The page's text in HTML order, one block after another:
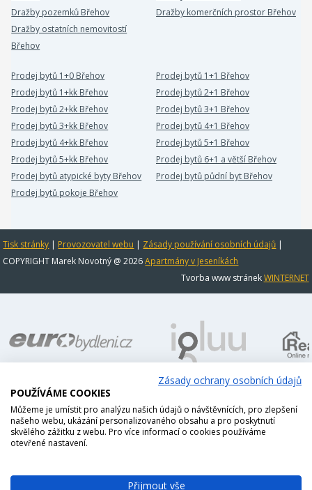
Dražby pozemků Břehov
Dražby komerčních prostor Břehov
Dražby ostatních nemovitostí
Břehov
Prodej bytů 1+0 Břehov
Prodej bytů 1+1 Břehov
Prodej bytů 1+kk Břehov
Prodej bytů 2+1 Břehov
Prodej bytů 2+kk Břehov
Prodej bytů 3+1 Břehov
Prodej bytů 3+kk Břehov
Prodej bytů 4+1 Břehov
Prodej bytů 4+kk Břehov
Prodej bytů 5+1 Břehov
Prodej bytů 5+kk Břehov
Prodej bytů 6+1 a větší Břehov
Prodej bytů atypické byty Břehov
Prodej bytů půdní byt Břehov
Prodej bytů pokoje Břehov
Tisk stránky | Provozovatel webu | Zásady používání osobních údajů |
COPYRIGHT Marek Novotný @ 2026Apartmány v Jeseníkách
Tvorba www stránekWINTERNET
Zásady ochrany osobních údajů
POUŽÍVÁME COOKIES
Můžeme je umístit pro analýzu našich údajů o návštěvnících, pro zlepšení
našeho webu, ukázání personalizovaného obsahu a pro poskytnutí
skvělého zážitku z webu. Pro více informací o cookies používáme
otevřené nastavení.
Přijmout vše